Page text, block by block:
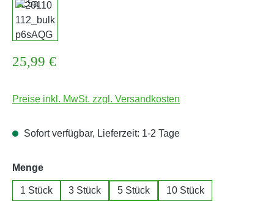
Regulärer Preis:
25,99 €
Preise inkl. MwSt. zzgl. Versandkosten
Sofort verfügbar, Lieferzeit: 1-2 Tage
Mengeauswählen
1 Stück 3 Stück 5 Stück 10 Stück